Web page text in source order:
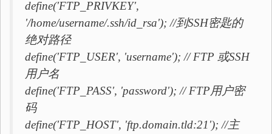
define('FTP_PRIVKEY',
'/home/username/.ssh/id_rsa'); //到SSH密匙的
绝对路径
define('FTP_USER', 'username'); // FTP 或SSH
用户名
define('FTP_PASS', 'password'); // FTP用户密
码
define('FTP_HOST', 'ftp.domain.tld:21'); //主